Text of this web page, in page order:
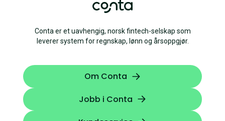
Conta er et uavhengig, norsk fintech-selskap som
leverer system for regnskap, lønn og årsoppgjør.
Om Conta
Jobb i Conta